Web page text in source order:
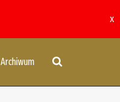
x
Archiwum